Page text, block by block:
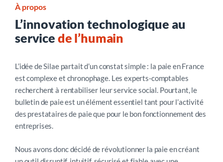
À propos
L’innovation technologique au
service de l’humain
L’idée de Silae partait d’un constat simple : la paie en France
est complexe et chronophage. Les experts-comptables
recherchent à rentabiliser leur service social. Pourtant, le
bulletin de paie est un élément essentiel tant pour l’activité
des prestataires de paie que pour le bon fonctionnement des
entreprises.
Nous avons donc décidé de révolutionner la paie en créant